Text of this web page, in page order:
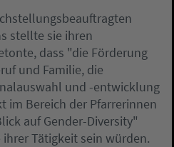
stellte sie ihren
dass "die Förderung
und Familie, die
und -entwicklung
im Bereich der Pfarrerinnen
auf Gender-Diversity"
Tätigkeit sein würden.